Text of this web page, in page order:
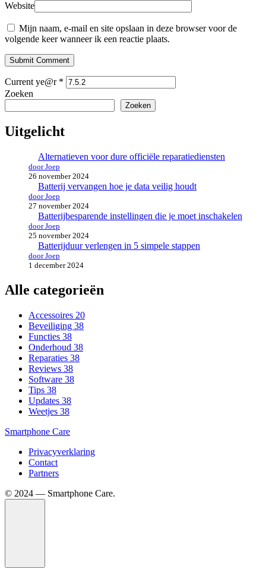
Website
Mijn naam, e-mail en site opslaan in deze browser voor de
volgende keer wanneer ik een reactie plaats.
Submit Comment
Current ye@r *
Zoeken
Zoeken
Uitgelicht
Alternatieven voor dure officiële reparatiediensten
door Joep
26 november 2024
Batterij vervangen hoe je data veilig houdt
door Joep
27 november 2024
Batterijbesparende instellingen die je moet inschakelen
door Joep
25 november 2024
Batterijduur verlengen in 5 simpele stappen
door Joep
1 december 2024
Alle categorieën
Accessoires 20
Beveiliging 38
Functies 38
Onderhoud 38
Reparaties 38
Reviews 38
Software 38
Tips 38
Updates 38
Weetjes 38
Smartphone Care
Privacyverklaring
Contact
Partners
©️ 2024 — Smartphone Care.